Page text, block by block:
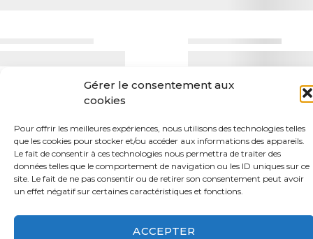
Gérer le consentement aux
cookies
Pour offrir les meilleures expériences, nous utilisons des technologies telles
que les cookies pour stocker et/ou accéder aux informations des appareils.
Le fait de consentir à ces technologies nous permettra de traiter des
données telles que le comportement de navigation ou les ID uniques sur ce
site. Le fait de ne pas consentir ou de retirer son consentement peut avoir
un effet négatif sur certaines caractéristiques et fonctions.
ACCEPTER
Contact Valeurs
S’abonner à la lettre